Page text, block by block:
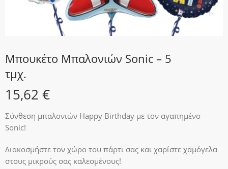
Μπουκέτο Μπαλονιών Sonic – 5
τμχ.
15,62 €
Σύνθεση μπαλονιών Happy Birthday με τον αγαπημένο
Sonic!
Διακοσμήστε τον χώρο του πάρτι σας και χαρίστε χαμόγελα
στους μικρούς σας καλεσμένους!